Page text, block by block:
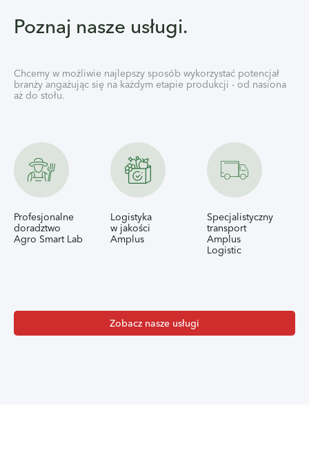
Poznaj nasze usługi.
Chcemy w możliwie najlepszy sposób wykorzystać potencjał
branży angażując się na każdym etapie produkcji - od nasiona
aż do stołu.
Profesjonalne
doradztwo
Agro Smart Lab
Logistyka
w jakości
Amplus
Specjalistyczny
transport
Amplus
Logistic
Zobacz nasze usługi